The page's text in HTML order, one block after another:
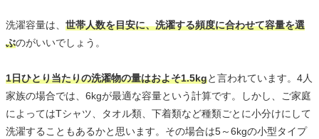
洗濯容量は、 世帯人数を目安に、洗濯する頻度に合わせて容量を選
ぶのがいいでしょう。
1日ひとり当たりの洗濯物の量はおよそ1.5kgと言われています。4人
家族の場合では、6kgが最適な容量という計算です。しかし、ご家庭
によってはTシャツ、タオル類、下着類など種類ごとに小分けにして
洗濯することもあるかと思います。その場合は5～6kgの小型タイプ